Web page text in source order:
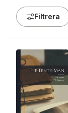
Filtrera